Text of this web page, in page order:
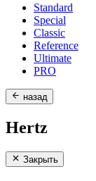
Standard
Special
Classic
Reference
Ultimate
PRO
назад
Hertz
Закрыть